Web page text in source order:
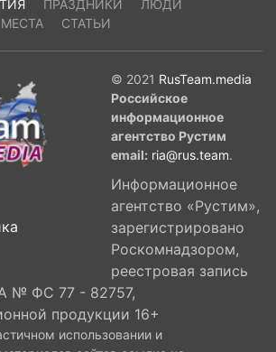
ПРАЗДНИКИ
ЛЮДИ
МЕСТА СТАТЬИ
© 2021 RusTeam.media
Российское
информационное
агентство Рустим
email: ria@rus.team.
Информационное
агентство «Рустим»,
зарегистрировано
Роскомнадзором,
реестровая запись
№ ФС 77 - 82757,
продукции 16+
использовании и